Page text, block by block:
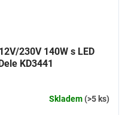
230V 140W s LED
KD3441
Skladem(>5 ks)